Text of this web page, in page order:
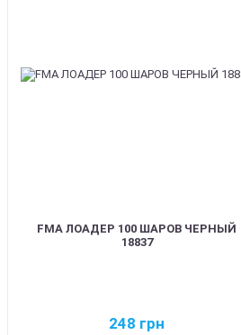
FMA ЛОАДЕР 100 ШАРОВ ЧЕРНЫЙ
18837
248 грн